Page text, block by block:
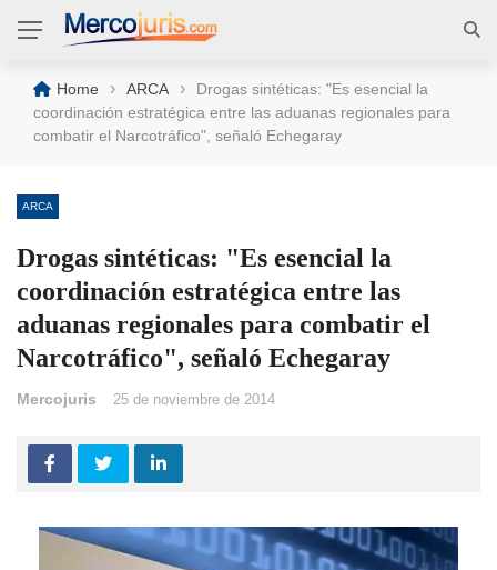
Home › ARCA ›
Drogas sintéticas: "Es esencial la
coordinación estratégica entre las aduanas regionales para
combatir el Narcotráfico", señaló Echegaray
ARCA
Drogas sintéticas: "Es esencial la
coordinación estratégica entre las
aduanas regionales para combatir el
Narcotráfico", señaló Echegaray
Mercojuris 25 de noviembre de 2014